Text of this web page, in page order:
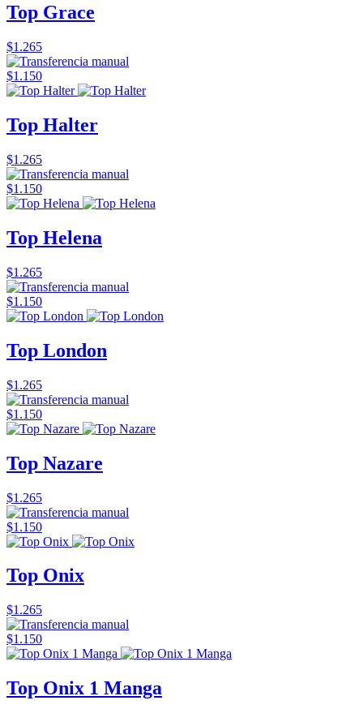
Top Grace
$1.265
$1.150
Top Halter
$1.265
$1.150
Top Helena
$1.265
$1.150
Top London
$1.265
$1.150
Top Nazare
$1.265
$1.150
Top Onix
$1.265
$1.150
Top Onix 1 Manga